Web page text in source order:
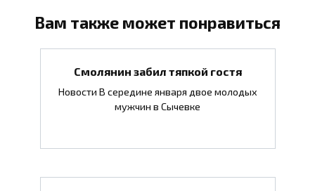
Вам также может понравиться
Смолянин забил тяпкой гостя
Новости В середине января двое молодых
мужчин в Сычевке